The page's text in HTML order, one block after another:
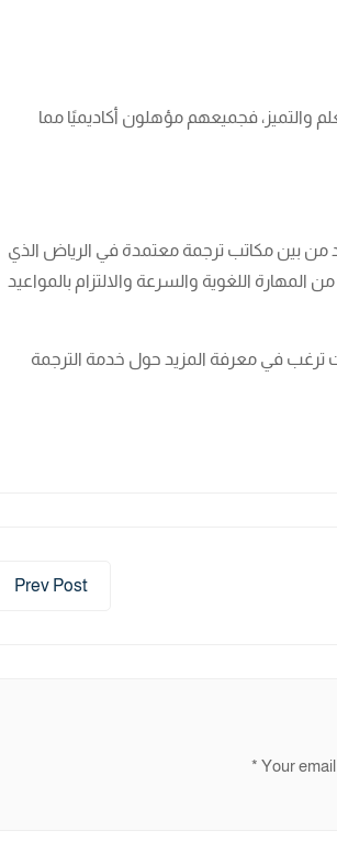
والتميز، فجميعهم مؤهلون أكاديميًا مما
من بين مكاتب ترجمة معتمدة في الرياض الذي
اللغوية والسرعة والالتزام بالمواعيد
ترغب في معرفة المزيد حول خدمة الترجمة
Prev Post
Your
*